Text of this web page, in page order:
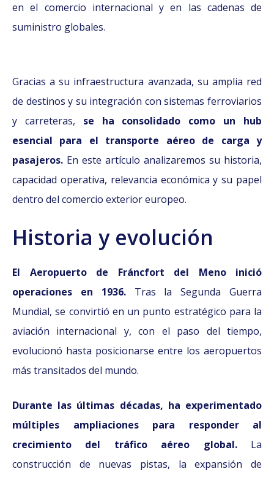
en el comercio internacional y en las cadenas de
suministro globales.
Gracias a su infraestructura avanzada, su amplia red
de destinos y su integración con sistemas ferroviarios
y carreteras, se ha consolidado como un hub
esencial para el transporte aéreo de carga y
pasajeros. En este artículo analizaremos su historia,
capacidad operativa, relevancia económica y su papel
dentro del comercio exterior europeo.
Historia y evolución
El Aeropuerto de Fráncfort del Meno inició
operaciones en 1936. Tras la Segunda Guerra
Mundial, se convirtió en un punto estratégico para la
aviación internacional y, con el paso del tiempo,
evolucionó hasta posicionarse entre los aeropuertos
más transitados del mundo.
Durante las últimas décadas, ha experimentado
múltiples ampliaciones para responder al
crecimiento del tráfico aéreo global.La
construcción de nuevas pistas, la expansión de